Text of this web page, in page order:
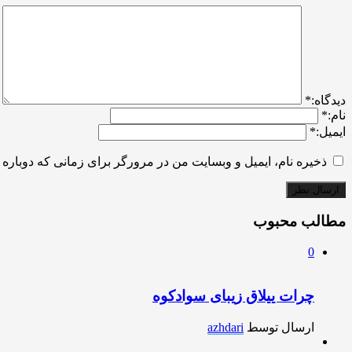
ديدگاه:*
نام:*
ایمیل:*
ذخیره نام، ایمیل و وبسایت من در مرورگر برای زمانی که
مطالب محبوب
0
چرات ییلاق زیبای سوادکوه
ارسال توسط azhdari